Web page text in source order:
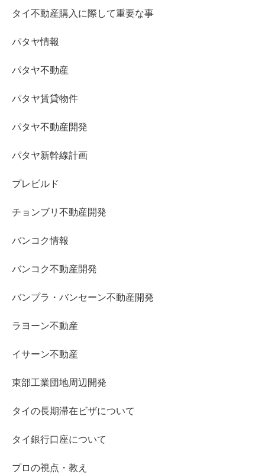
タイ不動産購入に際して重要な事
パタヤ情報
パタヤ不動産
パタヤ賃貸物件
パタヤ不動産開発
パタヤ新幹線計画
プレビルド
チョンブリ不動産開発
バンコク情報
バンコク不動産開発
バンプラ・バンセーン不動産開発
ラヨーン不動産
イサーン不動産
東部工業団地周辺開発
タイの長期滞在ビザについて
タイ銀行口座について
プロの視点・教え